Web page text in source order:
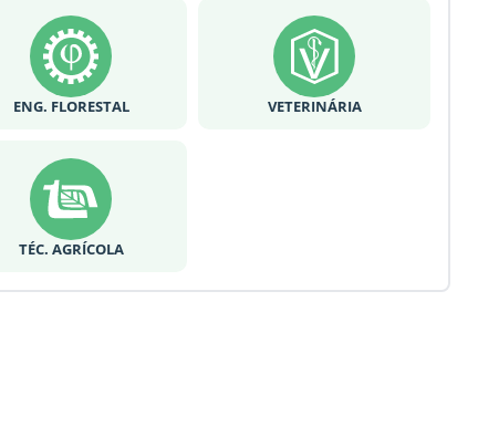
ENG. FLORESTAL VETERINÁRIA
TÉC. AGRÍCOLA